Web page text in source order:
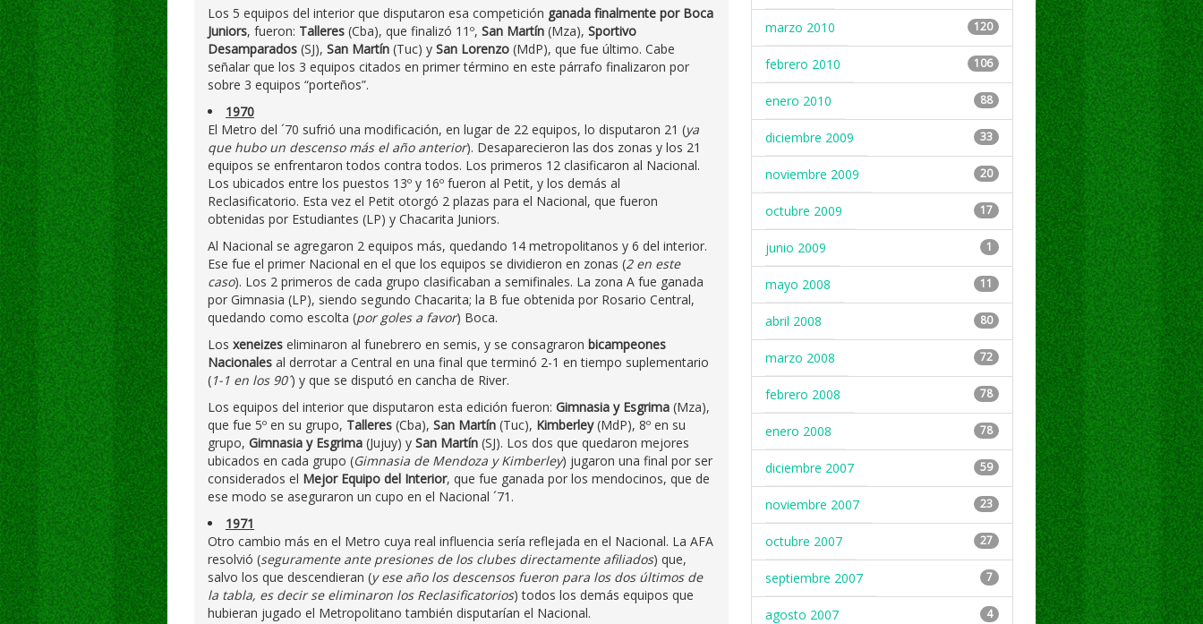
Los 5 equipos del interior que disputaron esa competición ganada finalmente por Boca
Juniors, fueron: Talleres (Cba), que finalizó 11º, San Martín (Mza), Sportivo
Desamparados (SJ), San Martín (Tuc) y San Lorenzo (MdP), que fue último. Cabe
señalar que los 3 equipos citados en primer término en este párrafo finalizaron por
sobre 3 equipos “porteños”.
1970
El Metro del ´70 sufrió una modificación, en lugar de 22 equipos, lo disputaron 21 (ya
que hubo un descenso más el año anterior). Desaparecieron las dos zonas y los 21
equipos se enfrentaron todos contra todos. Los primeros 12 clasificaron al Nacional.
Los ubicados entre los puestos 13º y 16º fueron al Petit, y los demás al
Reclasificatorio. Esta vez el Petit otorgó 2 plazas para el Nacional, que fueron
obtenidas por Estudiantes (LP) y Chacarita Juniors.
Al Nacional se agregaron 2 equipos más, quedando 14 metropolitanos y 6 del interior.
Ese fue el primer Nacional en el que los equipos se dividieron en zonas (2 en este
caso). Los 2 primeros de cada grupo clasificaban a semifinales. La zona A fue ganada
por Gimnasia (LP), siendo segundo Chacarita; la B fue obtenida por Rosario Central,
quedando como escolta (por goles a favor) Boca.
Los xeneizes eliminaron al funebrero en semis, y se consagraron bicampeones
Nacionales al derrotar a Central en una final que terminó 2-1 en tiempo suplementario
(1-1 en los 90´) y que se disputó en cancha de River.
Los equipos del interior que disputaron esta edición fueron: Gimnasia y Esgrima (Mza),
que fue 5º en su grupo, Talleres (Cba), San Martín (Tuc), Kimberley(MdP), 8º en su
grupo, Gimnasia y Esgrima (Jujuy) y San Martín (SJ). Los dos que quedaron mejores
ubicados en cada grupo (Gimnasia de Mendoza y Kimberley) jugaron una final por ser
considerados el Mejor Equipo del Interior, que fue ganada por los mendocinos, que de
ese modo se aseguraron un cupo en el Nacional ´71.
1971
Otro cambio más en el Metro cuya real influencia sería reflejada en el Nacional. La AFA
resolvió (seguramente ante presiones de los clubes directamente afiliados) que,
salvo los que descendieran (y ese año los descensos fueron para los dos últimos de
la tabla, es decir se eliminaron los Reclasificatorios) todos los demás equipos que
hubieran jugado el Metropolitano también disputarían el Nacional.
marzo 2010 120
febrero 2010 106
enero 2010 88
diciembre 2009 33
noviembre 2009 20
octubre 2009 17
junio 2009 1
mayo 2008 11
abril 2008 80
marzo 2008 72
febrero 2008 78
enero 2008 78
diciembre 2007 59
noviembre 2007 23
octubre 2007 27
septiembre 2007 7
agosto 2007 4